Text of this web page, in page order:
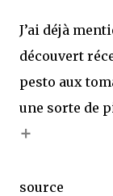
J’ai déjà
découvert
pesto aux
une sorte de
+
source